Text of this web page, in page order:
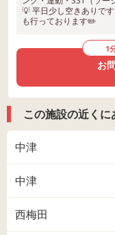
💡 平日少し空きありで
も行っております✏️
1
お
この施設の近く
中津
中津
西梅田